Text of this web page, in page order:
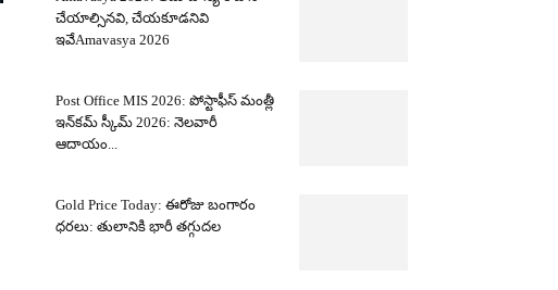
చేయాల్సినవి, చేయకూడనివి
ఇవేAmavasya 2026
Post Office MIS 2026: పోస్టాఫీస్ మంత్లీ
ఇన్‌కమ్ స్కీమ్ 2026: నెలవారీ
ఆదాయం...
Gold Price Today: ఈరోజు బంగారం
ధరలు: తులానికి భారీ తగ్గుదల